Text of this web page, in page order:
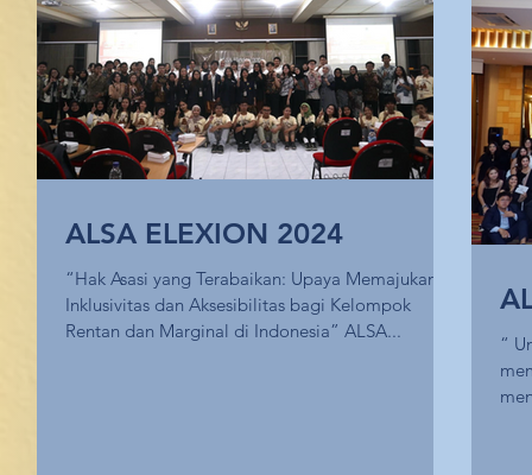
ALSA ELEXION 2024
“Hak Asasi yang Terabaikan: Upaya Memajukan
Inklusivitas dan Aksesibilitas bagi Kelompok
Rentan dan Marginal di Indonesia” ALSA...
“